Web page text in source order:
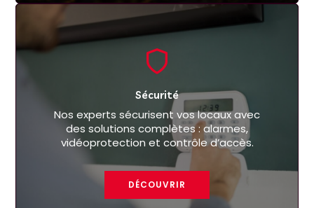
Sécurité
Nos experts sécurisent vos locaux avec
des solutions complètes : alarmes,
vidéoprotection et contrôle d’accès.
DÉCOUVRIR